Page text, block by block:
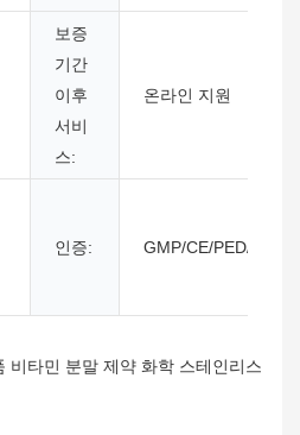
보증
기간
이후
서비
스:
온라인 지원
인증: GMP/CE/PED/